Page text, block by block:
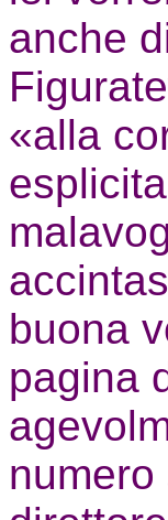
anche
«alla
buona
pagina